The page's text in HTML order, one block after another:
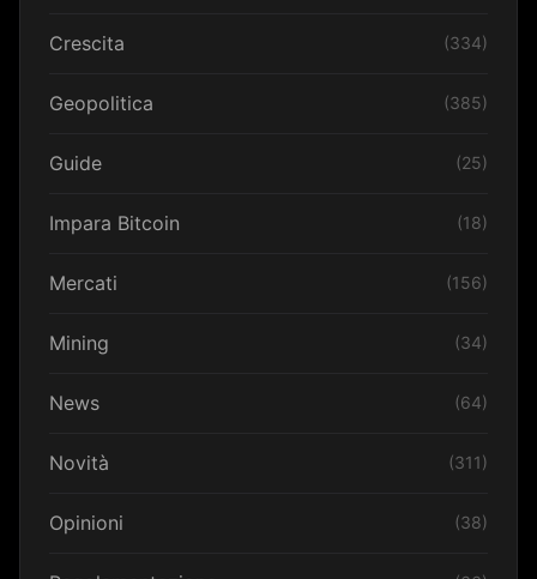
Crescita (334)
Geopolitica (385)
Guide (25)
Impara Bitcoin (18)
Mercati (156)
Mining (34)
News (64)
Novità (311)
Opinioni (38)